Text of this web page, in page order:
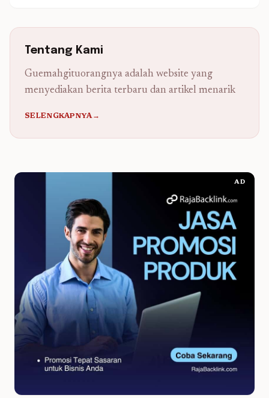
Tentang Kami
Guemahgituorangnya adalah website yang
menyediakan berita terbaru dan artikel menarik
SELENGKAPNYA→
AD